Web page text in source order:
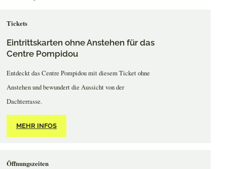
Tickets
Eintrittskarten ohne Anstehen für das
Centre Pompidou
Entdeckt das Centre Pompidou mit diesem Ticket ohne
Anstehen und bewundert die Aussicht von der
Dachterrasse.
MEHR INFOS
Öffnungszeiten